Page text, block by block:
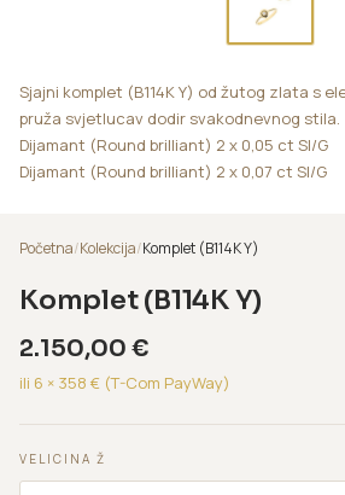
Sjajni komplet (B114K Y) od žutog zlata s
pruža svjetlucav dodir svakodnevnog stila.
Dijamant (Round brilliant) 2 x 0,05 ct SI/G
Dijamant (Round brilliant) 2 x 0,07 ct SI/G
Početna/Kolekcija/Komplet (B114K Y)
Komplet (B114K Y)
2.150,00 €
ili 6 × 358 € (T-Com PayWay)
VELICINA Ž